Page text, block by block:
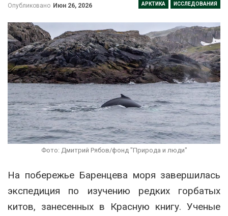
АРКТИКА ИССЛЕДОВАНИЯ
Опубликовано Июн 26, 2026
Фото: Дмитрий Рябов/фонд "Природа и люди"
На побережье Баренцева моря завершилась
экспедиция по изучению редких горбатых
китов, занесенных в Красную книгу. Ученые